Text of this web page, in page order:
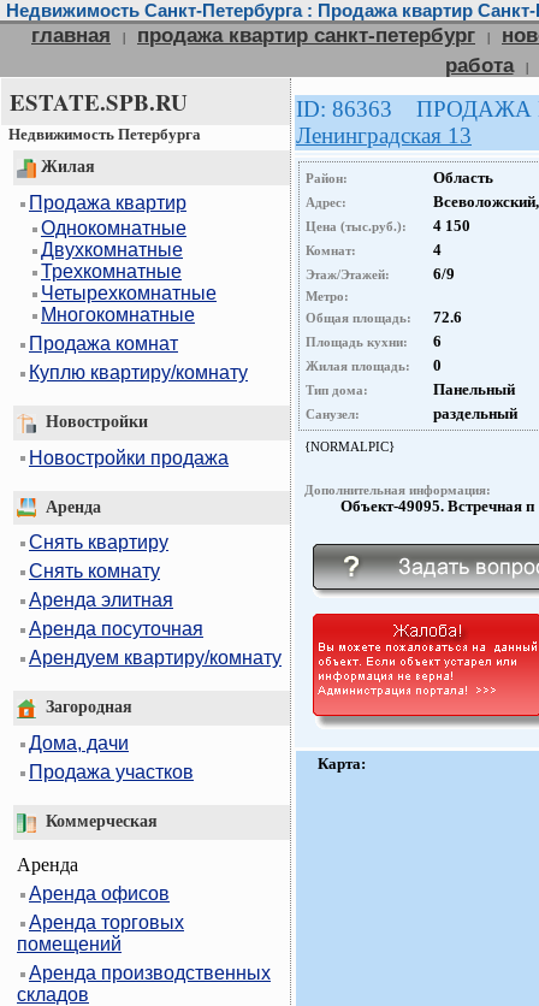
Недвижимость Санкт-Петербурга : Продажа квартир Санкт-
главная | продажа квартир санкт-петербург |
работа
|
ESTATE.SPB.RU
Недвижимость Петербурга
Жилая
Продажа квартир
Однокомнатные
Двухкомнатные
Трехкомнатные
Четырехкомнатные
Многокомнатные
Продажа комнат
Куплю квартиру/комнату
Новостройки
Новостройки продажа
Аренда
Снять квартиру
Снять комнату
Аренда элитная
Аренда посуточная
Арендуем квартиру/комнату
Загородная
Дома, дачи
Продажа участков
Коммерческая
Аренда
Аренда офисов
Аренда торговых
помещений
Аренда производственных
складов
ID: 86363
Ленинградская 13
Район: Область
Адрес:
Цена (тыс.руб.): 4 150
Комнат: 4
Этаж/Этажей: 6/9
Метро:
Общая площадь:
72.6
Площадь кухни: 6
Жилая площадь: 0
Тип дома: Панельный
Санузел: раздельный
{NORMALPIC}
Дополнительная информация:
Объект-49095. Встречная п
Карта: